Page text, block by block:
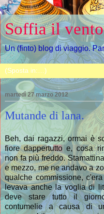
Soffia il
Un (finto) blog di viaggio.
martedì 27 marzo 2012
Mutande di lana.
Beh, dai ragazzi, ormai è
fiore dappertutto e, cosa
non fa più freddo.
e mezzo, me ne andavo a
qualche commissione,
levava anche la voglia di
deve stare tutto il
contumelie a causa di